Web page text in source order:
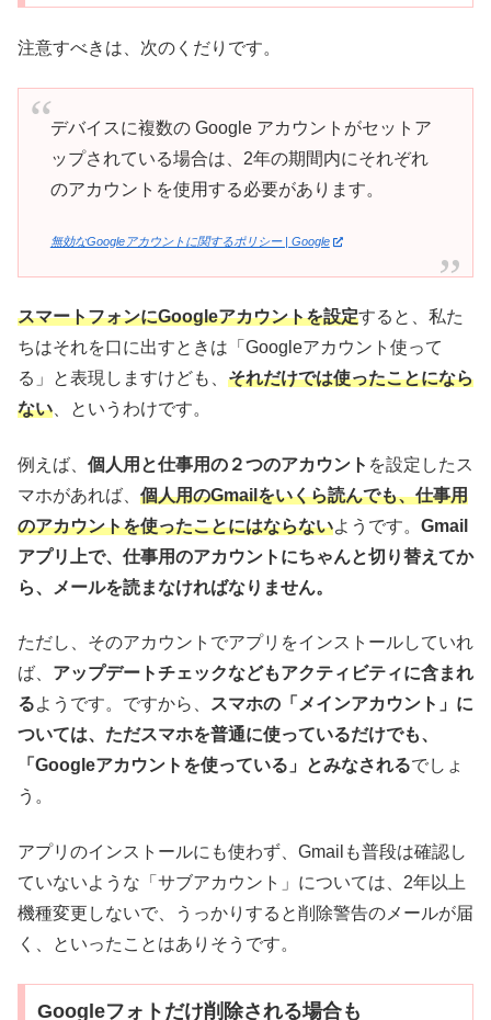
注意すべきは、次のくだりです。
デバイスに複数の Google アカウントがセットア
ップされている場合は、2年の期間内にそれぞれ
のアカウントを使用する必要があります。
無効なGoogleアカウントに関するポリシー | Google
スマートフォンにGoogleアカウントを設定すると、私た
ちはそれを口に出すときは「Googleアカウント使って
る」と表現しますけども、 それだけでは使ったことになら
ない、というわけです。
例えば、 個人用と仕事用の２つのアカウント を設定したス
マホがあれば、 個人用のGmailをいくら読んでも、仕事用
のアカウントを使ったことにはならないようです。 Gmail
アプリ上で、仕事用のアカウントにちゃんと切り替えてか
ら、メールを読まなければなりません。
ただし、そのアカウントでアプリをインストールしていれ
ば、 アップデートチェックなどもアクティビティに含まれ
るようです。ですから、
スマホの「メインアカウント」に
ついては、ただスマホを普通に使っているだけでも、
「Googleアカウントを使っている」とみなされるでしょ
う。
アプリのインストールにも使わず、Gmailも普段は確認し
ていないような「サブアカウント」については、2年以上
機種変更しないで、うっかりすると削除警告のメールが届
く、といったことはありそうです。
Googleフォトだけ削除される場合も